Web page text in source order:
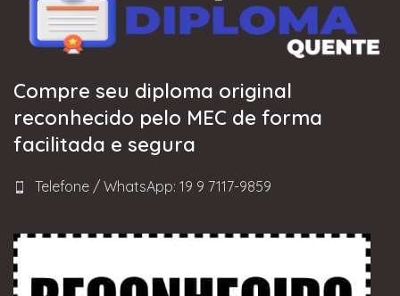
Compre seu diploma original
reconhecido pelo MEC de forma
facilitada e segura
Telefone / WhatsApp: 19 9 7117-9859